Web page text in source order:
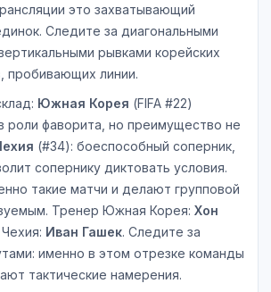
это захватывающий
Следите за диагональными
рывками корейских
пробивающих линии.
Южная Корея (FIFA #22)
роли фаворита, но преимущество не
(#34): боеспособный соперник,
сопернику диктовать условия.
такие матчи и делают групповой
Тренер Южная Корея: Хон
Чехия: Иван Гашек. Следите за
именно в этом отрезке команды
тактические намерения.